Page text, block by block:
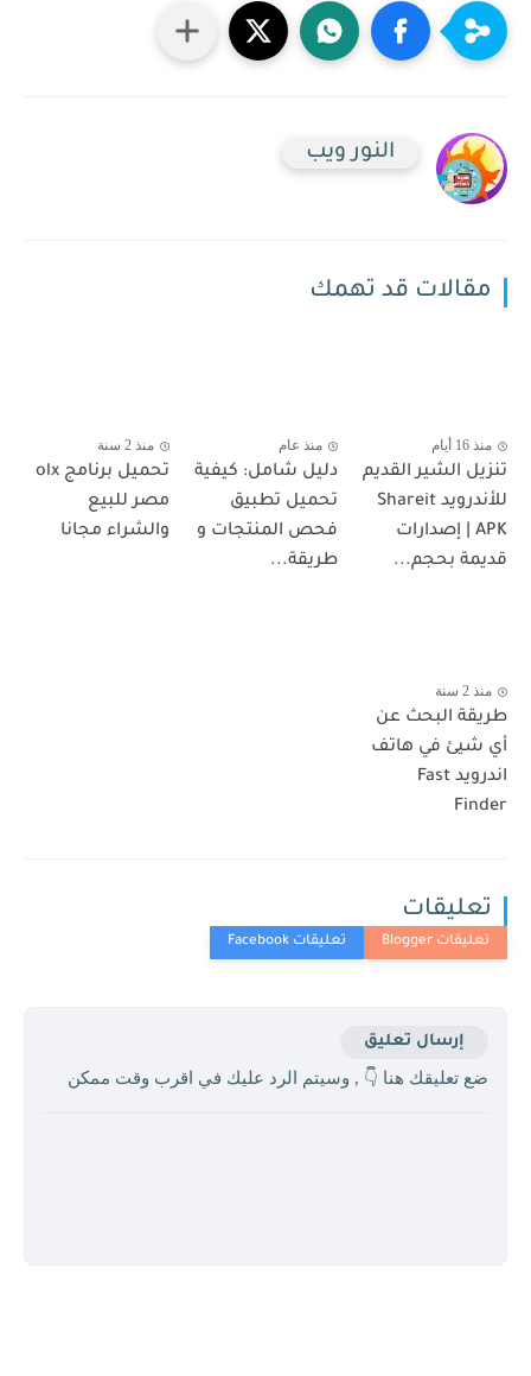
النور ويب
مقالات قد تهمك
منذ 16 أيام
تنزيل الشير القديم
للأندرويد Shareit
APK | إصدارات
قديمة بحجم...
منذ عام
دليل شامل: كيفية
تحميل تطبيق
فحص المنتجات و
طريقة...
منذ 2 سنة
تحميل برنامج olx
مصر للبيع
والشراء مجانا
منذ 2 سنة
طريقة البحث عن
أي شيئ في هاتف
اندرويد Fast
Finder
تعليقات
إرسال تعليق
ضع تعليقك هنا 👇 , وسيتم الرد عليك في اقرب وقت ممكن